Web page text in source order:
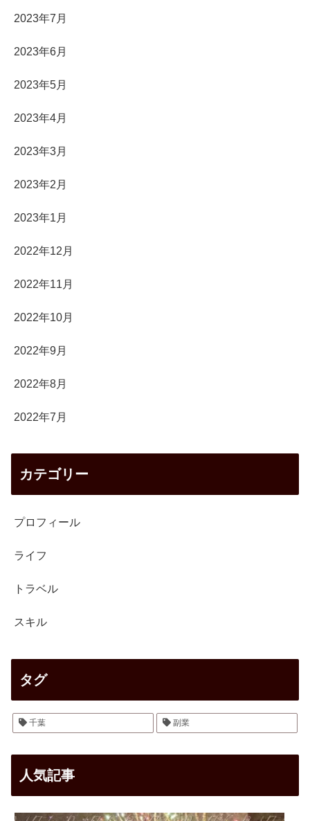
2023年7月
2023年6月
2023年5月
2023年4月
2023年3月
2023年2月
2023年1月
2022年12月
2022年11月
2022年10月
2022年9月
2022年8月
2022年7月
カテゴリー
プロフィール
ライフ
トラベル
スキル
タグ
千葉 副業
人気記事